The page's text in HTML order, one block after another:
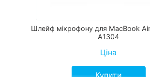
Шлейф мікрофону для MacBook
A1304
Ціна
Купити